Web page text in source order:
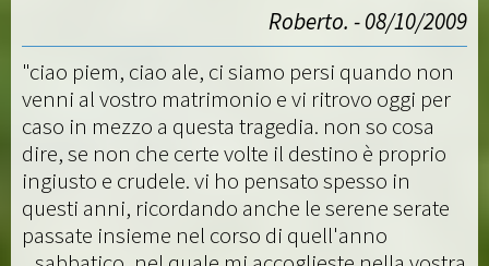
Roberto. - 08/10/2009
"ciao piem, ciao ale, ci siamo persi quando non
venni al vostro matrimonio e vi ritrovo oggi per
caso in mezzo a questa tragedia. non so cosa
dire, se non che certe volte il destino è proprio
ingiusto e crudele. vi ho pensato spesso in
questi anni, ricordando anche le serene serate
passate insieme nel corso di quell'anno